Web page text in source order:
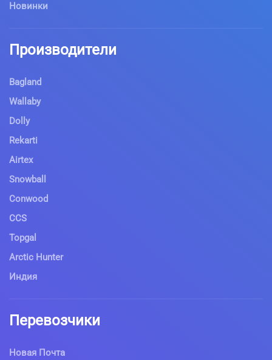
Новинки
Производители
Bagland
Wallaby
Dolly
Rekarti
Airtex
Snowball
Conwood
CCS
Topgal
Arctic Hunter
Индия
Перевозчики
Новая Почта